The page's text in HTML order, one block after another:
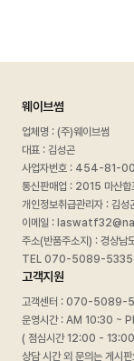
웨이브썸
업체명 : (주)웨이브썸
대표 : 김성곤
사업자번호 : 454-81-
통신판매업 : 2015 마산
개인정보취급관리자 : 김성
이메일 :
주소(반품주소지) : 경상
TEL 070-5089-
고객지원
고객센터 : 070-5089-
운영시간 : AM 10:30 ~
( 점심시간 12:00 - 13:00
상담 시간 외 문의는 게시